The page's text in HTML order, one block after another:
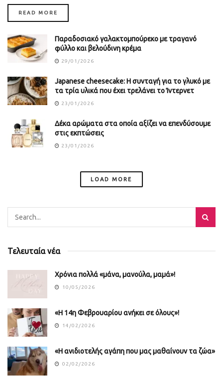
READ MORE
Παραδοσιακό γαλακτομπούρεκο με τραγανό
φύλλο και βελούδινη κρέμα
29/01/2026
Japanese cheesecake: Η συνταγή για το γλυκό με
τα τρία υλικά που έχει τρελάνει το Ίντερνετ
23/01/2026
Δέκα αρώματα στα οποία αξίζει να επενδύσουμε
στις εκπτώσεις
23/01/2026
LOAD MORE
Τελευταία νέα
Χρόνια πολλά «μάνα, μανούλα, μαμά»!
10/05/2026
«Η 14η Φεβρουαρίου ανήκει σε όλους»!
14/02/2026
«Η ανιδιοτελής αγάπη που μας μαθαίνουν τα ζώα»
02/02/2026